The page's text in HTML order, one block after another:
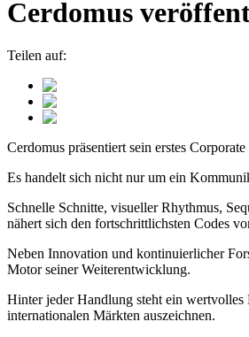
Cerdomus
Teilen auf:
Cerdomus präsentiert sein erstes
Es handelt sich nicht nur um ein
Schnelle Schnitte, visueller Rhythmus,
nähert sich den fortschrittlichsten Codes
Neben Innovation und kontinuierlicher
Motor seiner Weiterentwicklung.
Hinter jeder Handlung steht ein wertvolles
internationalen Märkten auszeichnen.